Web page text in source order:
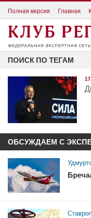
Полная версия Главная
ПОИСК ПО ТЕГАМ
ОБСУЖДАЕМ С